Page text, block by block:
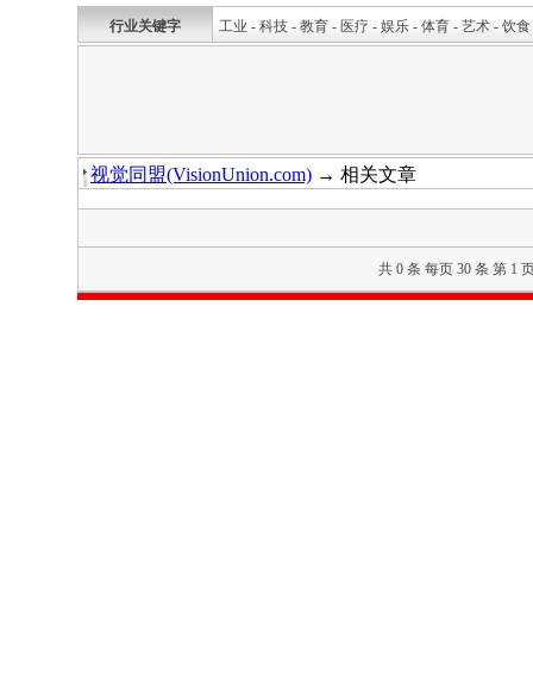
行业关键字 工业 - 科技 - 教育 - 医疗 - 娱乐 - 体育 - 艺术 - 饮食
视觉同盟(VisionUnion.com) → 相关文章
共 0 条 每页 30 条 第 1